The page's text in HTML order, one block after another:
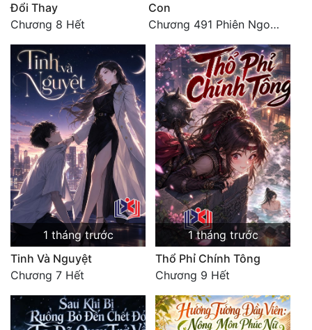
Đổi Thay
Chương 8 Hết
Con
Chương 491 Phiên Ngoại Đào Hoa - Quả Báo Cuối Đời, Chết Trong Cô Độc (hết)
1 tháng trước
Tinh Và Nguyệt
Chương 7 Hết
1 tháng trước
Thổ Phỉ Chính Tông
Chương 9 Hết